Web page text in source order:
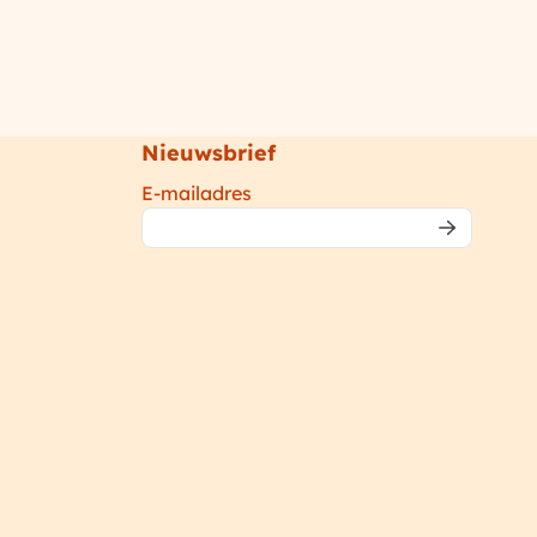
Nieuwsbrief
E-mailadres